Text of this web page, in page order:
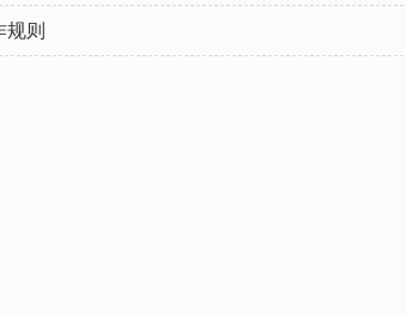
则